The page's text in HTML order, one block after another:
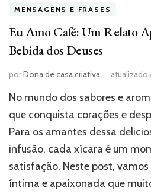
MENSAGENS E FRASES
Eu Amo Café: Um Relato
Bebida dos Deuses
porDona de casa criativa atualizado
No mundo dos sabores e
que conquista corações e
Para os amantes dessa
infusão, cada xícara é um
satisfação. Neste post,
íntima e apaixonada que